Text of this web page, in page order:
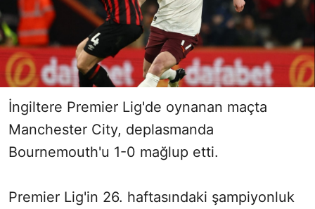
İngiltere Premier Lig'de oynanan maçta
Manchester City, deplasmanda
Bournemouth'u 1-0 mağlup etti.
Premier Lig'in 26. haftasındaki şampiyonluk